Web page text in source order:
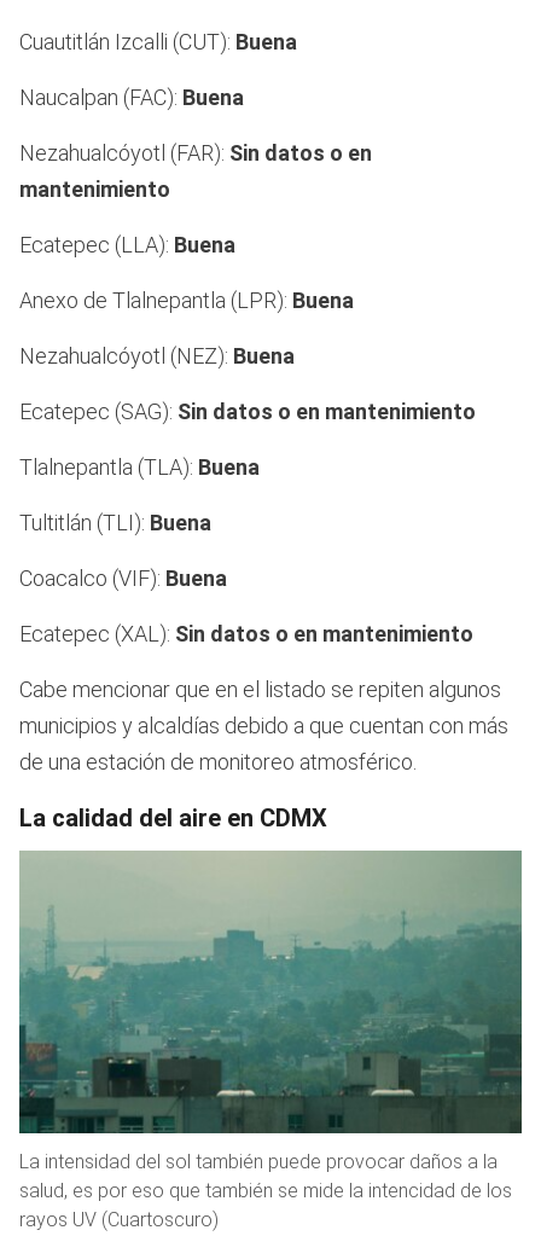
Cuautitlán Izcalli (CUT): Buena
Naucalpan (FAC): Buena
Nezahualcóyotl (FAR): Sin datos o en
mantenimiento
Ecatepec (LLA): Buena
Anexo de Tlalnepantla (LPR): Buena
Nezahualcóyotl (NEZ): Buena
Ecatepec (SAG): Sin datos o en mantenimiento
Tlalnepantla (TLA): Buena
Tultitlán (TLI): Buena
Coacalco (VIF): Buena
Ecatepec (XAL): Sin datos o en mantenimiento
Cabe mencionar que en el listado se repiten algunos
municipios y alcaldías debido a que cuentan con más
de una estación de monitoreo atmosférico.
La calidad del aire en CDMX
La intensidad del sol también puede provocar daños a la
salud, es por eso que también se mide la intencidad de los
rayos UV (Cuartoscuro)